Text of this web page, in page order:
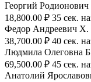
Георгий
18,800.00 ₽ 35 сек.
Федор Андреевич Х.
38,700.00 ₽ 40 сек.
Людмила Олеговна
69,500.00 ₽ 45 сек.
Анатолий